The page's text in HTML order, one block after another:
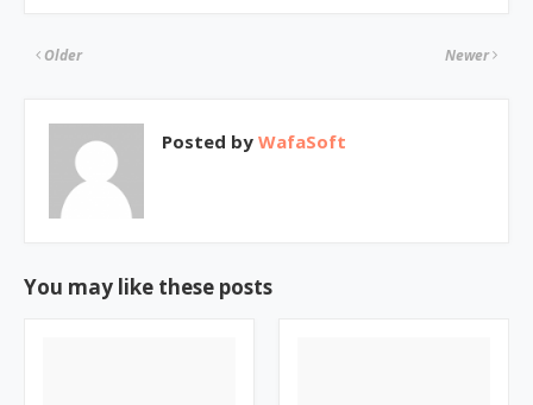
Newer
Older
Posted by WafaSoft
You may like these posts